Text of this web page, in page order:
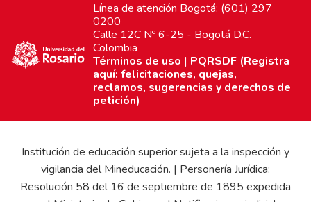
Línea de atención Bogotá: (601) 297
0200
Calle 12C Nº 6-25 - Bogotá D.C.
Colombia
Términos de uso | PQRSDF (Registra
aquí: felicitaciones, quejas,
reclamos, sugerencias y derechos de
petición)
Institución de educación superior sujeta a la inspección y
vigilancia del Mineducación. | Personería Jurídica:
Resolución 58 del 16 de septiembre de 1895 expedida